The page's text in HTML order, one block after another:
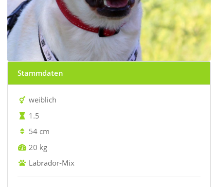
Stammdaten
weiblich
1.5
54 cm
20 kg
Labrador-Mix